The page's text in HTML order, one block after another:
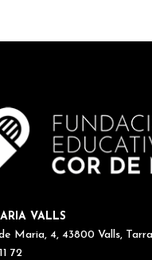
VALLS
Maria, 4, 43800 Valls,
72